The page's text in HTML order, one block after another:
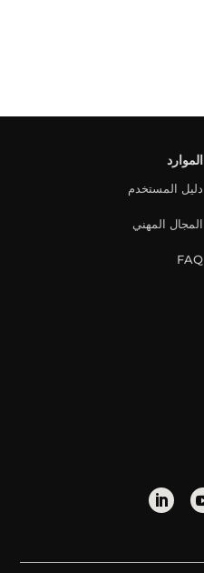
الموارد
دليل المستخدم
المجال المهني
FAQ